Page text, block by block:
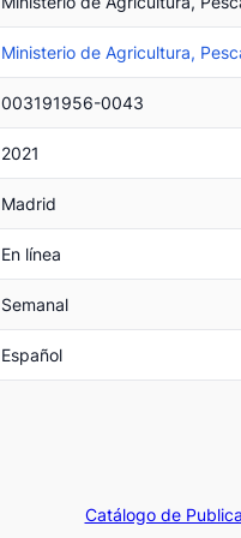
Ministerio de Agricultura,
003191956-0043
2021
Madrid
En línea
Semanal
Español
Catálogo de